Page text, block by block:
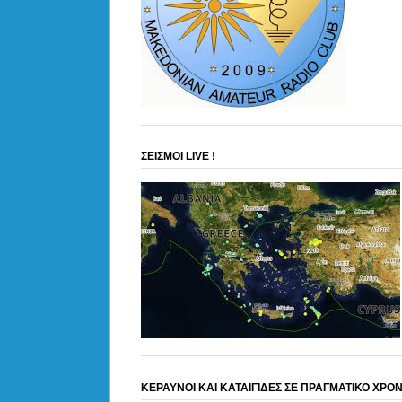
ΣΕΙΣΜΟΙ LIVE !
ΚΕΡΑΥΝΟΙ ΚΑΙ ΚΑΤΑΙΓΙΔΕΣ ΣΕ ΠΡΑΓΜΑΤΙΚΟ